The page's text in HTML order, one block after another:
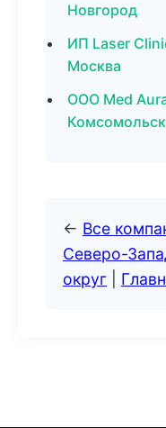
Новгород
ИП Laser
Москва
ООО Med
← Все
Северо-
округ